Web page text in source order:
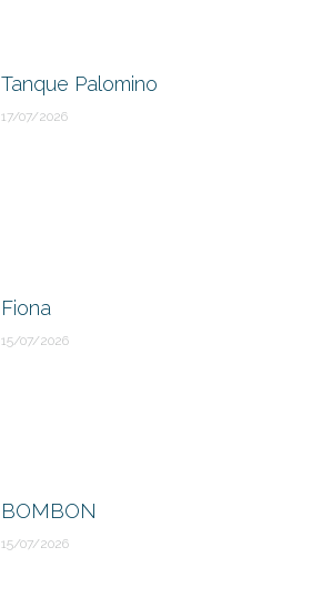
Tanque Palomino
17/07/2026
Fiona
15/07/2026
BOMBON
15/07/2026